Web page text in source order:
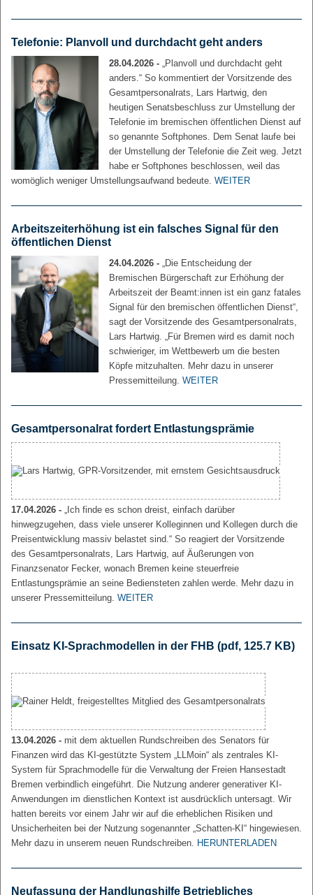
Telefonie: Planvoll und durchdacht geht anders
28.04.2026 - „Planvoll und durchdacht geht
anders.“ So kommentiert der Vorsitzende des
Gesamtpersonalrats, Lars Hartwig, den
heutigen Senatsbeschluss zur Umstellung der
Telefonie im bremischen öffentlichen Dienst auf
so genannte Softphones. Dem Senat laufe bei
der Umstellung der Telefonie die Zeit weg. Jetzt
habe er Softphones beschlossen, weil das
womöglich weniger Umstellungsaufwand bedeute. WEITER
Arbeitszeiterhöhung ist ein falsches Signal für den
öffentlichen Dienst
24.04.2026 - „Die Entscheidung der
Bremischen Bürgerschaft zur Erhöhung der
Arbeitszeit der Beamt:innen ist ein ganz fatales
Signal für den bremischen öffentlichen Dienst“,
sagt der Vorsitzende des Gesamtpersonalrats,
Lars Hartwig. „Für Bremen wird es damit noch
schwieriger, im Wettbewerb um die besten
Köpfe mitzuhalten. Mehr dazu in unserer
Pressemitteilung. WEITER
Gesamtpersonalrat fordert Entlastungsprämie
17.04.2026 - „Ich finde es schon dreist, einfach darüber
hinwegzugehen, dass viele unserer Kolleginnen und Kollegen durch die
Preisentwicklung massiv belastet sind.“ So reagiert der Vorsitzende
des Gesamtpersonalrats, Lars Hartwig, auf Äußerungen von
Finanzsenator Fecker, wonach Bremen keine steuerfreie
Entlastungsprämie an seine Bediensteten zahlen werde. Mehr dazu in
unserer Pressemitteilung. WEITER
Einsatz KI-Sprachmodellen in der FHB (pdf, 125.7 KB)
13.04.2026 - mit dem aktuellen Rundschreiben des Senators für
Finanzen wird das KI-gestützte System „LLMoin“ als zentrales KI-
System für Sprachmodelle für die Verwaltung der Freien Hansestadt
Bremen verbindlich eingeführt. Die Nutzung anderer generativer KI-
Anwendungen im dienstlichen Kontext ist ausdrücklich untersagt. Wir
hatten bereits vor einem Jahr wir auf die erheblichen Risiken und
Unsicherheiten bei der Nutzung sogenannter „Schatten-KI“ hingewiesen.
Mehr dazu in unserem neuen Rundschreiben. HERUNTERLADEN
Neufassung der Handlungshilfe Betriebliches